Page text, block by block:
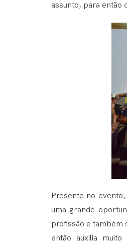
assunto, para então
Presente no
uma grande
profissão e também
então auxilia